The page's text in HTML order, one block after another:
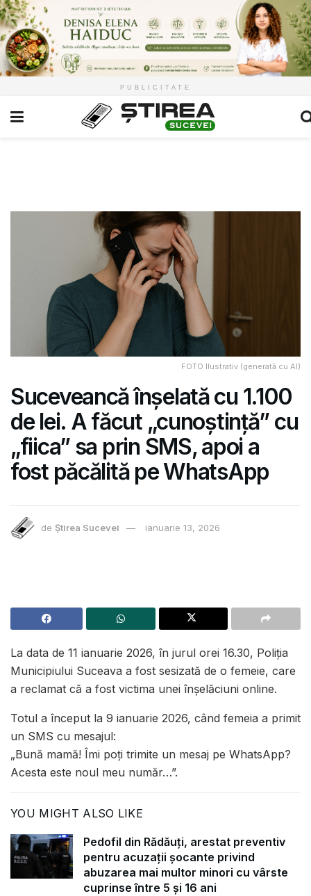
PUBLICITATE
FOTO Ilustrativ (generată cu AI)
Suceveancă înșelată cu 1.100
de lei. A făcut „cunoștință” cu
„fiica” sa prin SMS, apoi a
fost păcălită pe WhatsApp
de Știrea Sucevei ianuarie 13, 2026
La data de 11 ianuarie 2026, în jurul orei 16.30, Poliția
Municipiului Suceava a fost sesizată de o femeie, care
a reclamat că a fost victima unei înșelăciuni online.
Totul a început la 9 ianuarie 2026, când femeia a primit
un SMS cu mesajul:
„Bună mamă! Îmi poți trimite un mesaj pe WhatsApp?
Acesta este noul meu număr…”.
YOU MIGHT ALSO LIKE
Pedofil din Rădăuți, arestat preventiv
pentru acuzații șocante privind
abuzarea mai multor minori cu vârste
cuprinse între 5 și 16 ani